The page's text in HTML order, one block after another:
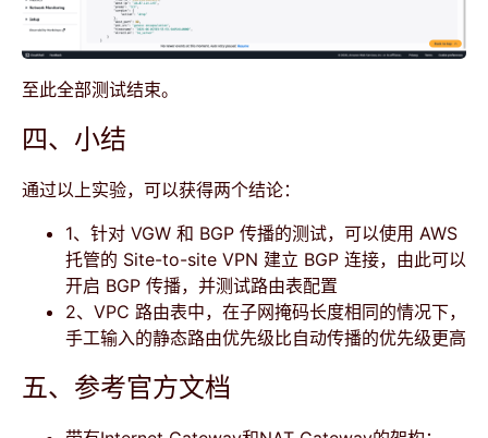
至此全部测试结束。
四、小结
通过以上实验，可以获得两个结论：
1、针对 VGW 和 BGP 传播的测试，可以使用 AWS
托管的 Site-to-site VPN 建立 BGP 连接，由此可以
开启 BGP 传播，并测试路由表配置
2、VPC 路由表中，在子网掩码长度相同的情况下，
手工输入的静态路由优先级比自动传播的优先级更高
五、参考官方文档